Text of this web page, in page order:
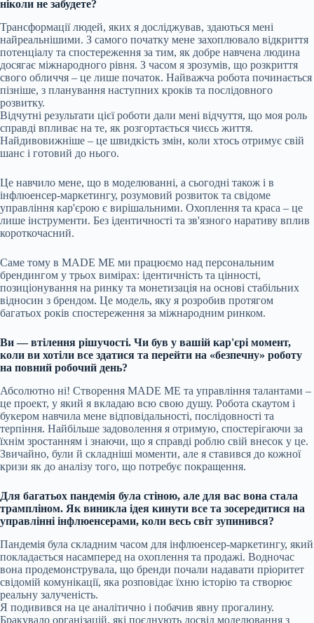
ніколи не забудете?
Трансформації людей, яких я досліджував, здаються мені
найреальнішими. З самого початку мене захоплювало відкриття
потенціалу та спостереження за тим, як добре навчена людина
досягає міжнародного рівня. З часом я зрозумів, що розкриття
свого обличчя – це лише початок. Найважча робота починається
пізніше, з планування наступних кроків та послідовного
розвитку.
Відчутні результати цієї роботи дали мені відчуття, що моя роль
справді впливає на те, як розгортається чиєсь життя.
Найдивовижніше – це швидкість змін, коли хтось отримує свій
шанс і готовий до нього.
Це навчило мене, що в моделюванні, а сьогодні також і в
інфлюенсер-маркетингу, розумовий розвиток та свідоме
управління кар'єрою є вирішальними. Охоплення та краса – це
лише інструменти. Без ідентичності та зв'язного наративу вплив
короткочасний.
Саме тому в MADE ME ми працюємо над персональним
брендингом у трьох вимірах: ідентичність та цінності,
позиціонування на ринку та монетизація на основі стабільних
відносин з брендом. Це модель, яку я розробив протягом
багатьох років спостереження за міжнародним ринком.
Ви — втілення рішучості. Чи був у вашій кар'єрі момент,
коли ви хотіли все здатися та перейти на «безпечну» роботу
на повний робочий день?
Абсолютно ні! Створення MADE ME та управління талантами –
це проект, у який я вкладаю всю свою душу. Робота скаутом і
букером навчила мене відповідальності, послідовності та
терпіння. Найбільше задоволення я отримую, спостерігаючи за
їхнім зростанням і знаючи, що я справді роблю свій внесок у це.
Звичайно, були й складніші моменти, але я ставився до кожної
кризи як до аналізу того, що потребує покращення.
Для багатьох пандемія була стіною, але для вас вона стала
трампліном. Як виникла ідея кинути все та зосередитися на
управлінні інфлюенсерами, коли весь світ зупинився?
Пандемія була складним часом для інфлюенсер-маркетингу, який
покладається насамперед на охоплення та продажі. Водночас
вона продемонструвала, що бренди почали надавати пріоритет
свідомій комунікації, яка розповідає їхню історію та створює
реальну залученість.
Я подивився на це аналітично і побачив явну прогалину.
Бракувало організацій, які поєднують досвід моделювання з